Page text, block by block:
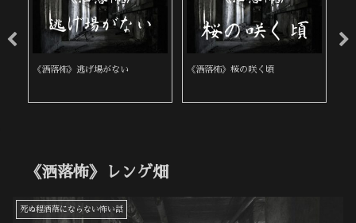
《洒落怖》逃げ場がない 《洒落怖》桜の咲く頃
《洒落怖》レンゲ畑
死ぬ程洒落にならない怖い話